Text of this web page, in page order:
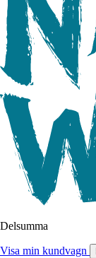
Delsumma
Visa min kundvagn